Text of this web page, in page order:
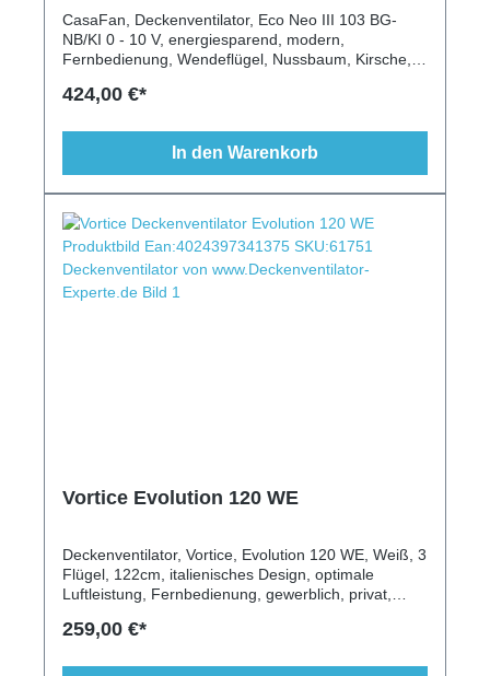
CasaFan, Deckenventilator, Eco Neo III 103 BG-
NB/KI 0 - 10 V, energiesparend, modern,
Fernbedienung, Wendeflügel, Nussbaum, Kirsche,
424,00 €*
In den Warenkorb
Vortice Evolution 120 WE
Deckenventilator, Vortice, Evolution 120 WE, Weiß, 3
Flügel, 122cm, italienisches Design, optimale
Luftleistung, Fernbedienung, gewerblich, privat,
259,00 €*